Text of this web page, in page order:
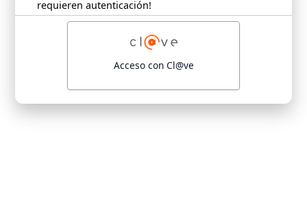
requieren autenticación!